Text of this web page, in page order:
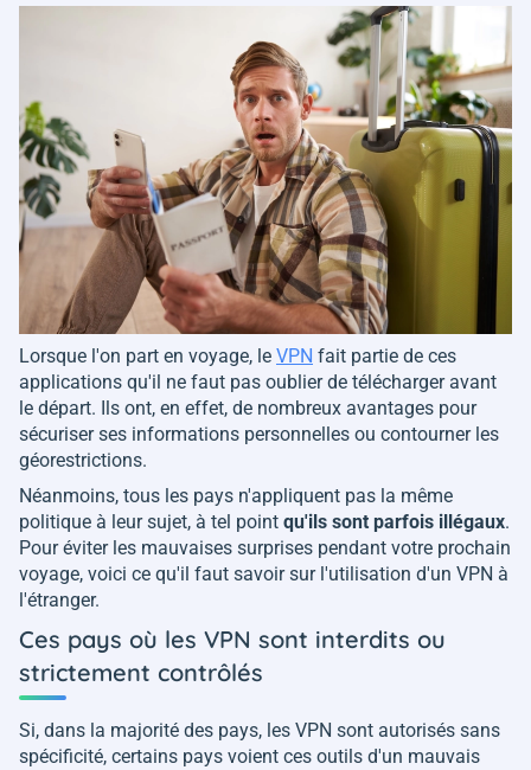
Lorsque l'on part en voyage, le VPN fait partie de ces
applications qu'il ne faut pas oublier de télécharger avant
le départ. Ils ont, en effet, de nombreux avantages pour
sécuriser ses informations personnelles ou contourner les
géorestrictions.
Néanmoins, tous les pays n'appliquent pas la même
politique à leur sujet, à tel point qu'ils sont parfois illégaux.
Pour éviter les mauvaises surprises pendant votre prochain
voyage, voici ce qu'il faut savoir sur l'utilisation d'un VPN à
l'étranger.
Ces pays où les VPN sont interdits ou
strictement contrôlés
Si, dans la majorité des pays, les VPN sont autorisés sans
spécificité, certains pays voient ces outils d'un mauvais